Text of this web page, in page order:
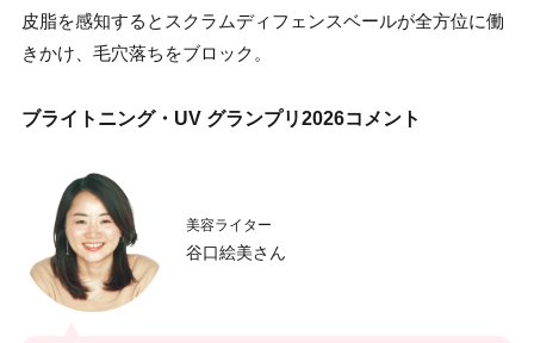
皮脂を感知するとスクラムディフェンスベールが全方位に働
きかけ、毛穴落ちをブロック。
ブライトニング・UV グランプリ2026コメント
美容ライター
谷口絵美さん